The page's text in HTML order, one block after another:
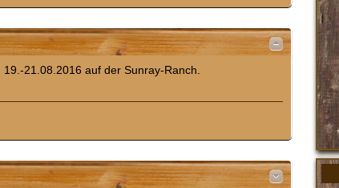
21.08.2016 auf der Sunray-Ranch.